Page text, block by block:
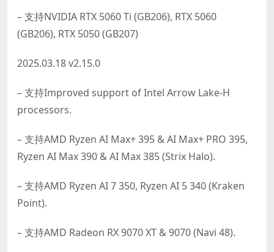
– 支持NVIDIA RTX 5060 Ti (GB206), RTX 5060
(GB206), RTX 5050 (GB207)
2025.03.18 v2.15.0
– 支持Improved support of Intel Arrow Lake-H
processors.
– 支持AMD Ryzen AI Max+ 395 & AI Max+ PRO 395,
Ryzen AI Max 390 & AI Max 385 (Strix Halo).
– 支持AMD Ryzen AI 7 350, Ryzen AI 5 340 (Kraken
Point).
– 支持AMD Radeon RX 9070 XT & 9070 (Navi 48).